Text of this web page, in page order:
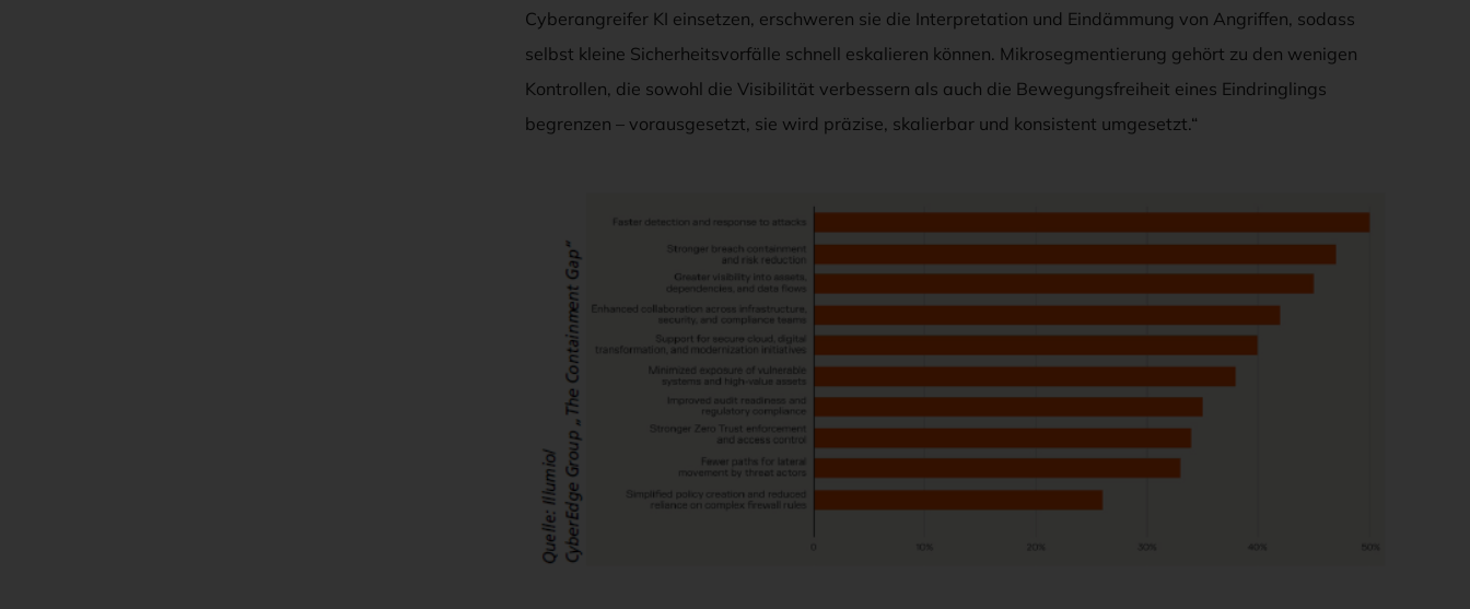
Cyberangreifer KI einsetzen, erschweren sie die Interpretation und Eindämmung von Angriffen, sodass
selbst kleine Sicherheitsvorfälle schnell eskalieren können. Mikrosegmentierung gehört zu den wenigen
Kontrollen, die sowohl die Visibilität verbessern als auch die Bewegungsfreiheit eines Eindringlings
begrenzen – vorausgesetzt, sie wird präzise, skalierbar und konsistent umgesetzt.“